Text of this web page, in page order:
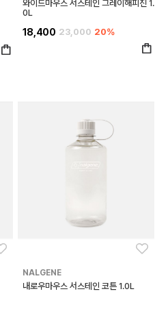
와이드마우스 서스테인 그레이해피진 1.
0L
18,400 23,000 20%
NALGENE
내로우마우스 서스테인 코튼 1.0L